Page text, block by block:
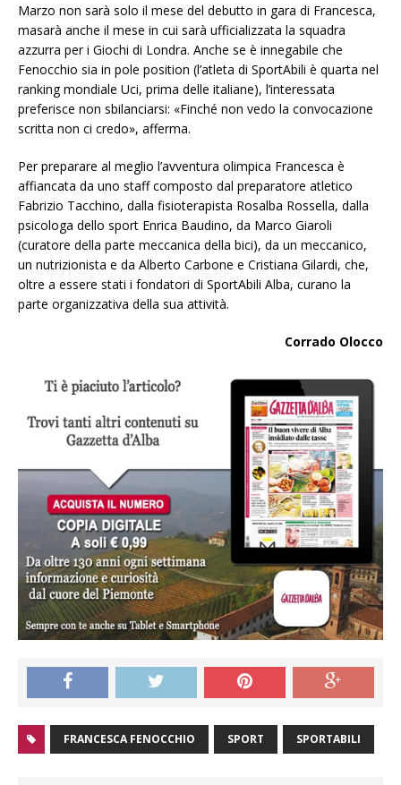
Marzo non sarà solo il mese del debutto in gara di Francesca,
masarà anche il mese in cui sarà ufficializzata la squadra
azzurra per i Giochi di Londra. Anche se è innegabile che
Fenocchio sia in pole position (l’atleta di SportAbili è quarta nel
ranking mondiale Uci, prima delle italiane), l’interessata
preferisce non sbilanciarsi: «Finché non vedo la convocazione
scritta non ci credo», afferma.
Per preparare al meglio l’avventura olimpica Francesca è
affiancata da uno staff composto dal preparatore atletico
Fabrizio Tacchino, dalla fisioterapista Rosalba Rossella, dalla
psicologa dello sport Enrica Baudino, da Marco Giaroli
(curatore della parte meccanica della bici), da un meccanico,
un nutrizionista e da Alberto Carbone e Cristiana Gilardi, che,
oltre a essere stati i fondatori di SportAbili Alba, curano la
parte organizzativa della sua attività.
Corrado Olocco
FRANCESCA FENOCCHIO SPORT SPORTABILI